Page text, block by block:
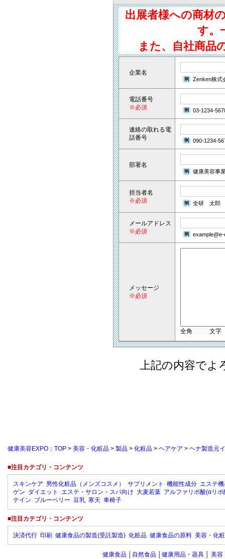
出展者様への商材
す。
また、自社商品
企業名
Zenken株式
電話番号
※必須
03-1234-
連絡の取れる電
話番号
090-1234-
部署名
健康美容事
担当者名
※必須
全研 太郎
メールアドレス
※必須
メッセージ
※必須
全角 文字
上記の内容でよ
健康美容EXPO：TOP > 美容・化粧品 > 製品 > 化粧品 > ヘアケア > ヘナ製造元
■注目カテゴリ・コンテンツ
スキンケア 男性化粧品（メンズコスメ） サプリメント 機能性成分 エステ
ゲン ダイエット エステ・サロン・スパ向け 大麦若葉 アルファリポ酸(αリポ
テイン ブルーベリー 豆乳 寒天 車椅子
■注目カテゴリ・コンテンツ
決済代行 印刷 健康食品の製造(受託製造) 化粧品 健康食品の原料 美容・化
健康食品 自然食品 健康用品・器具 美容